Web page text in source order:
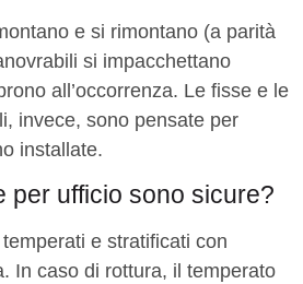
e si rimontano (a parità
si impacchettano
all’occorrenza. Le fisse e le
invece, sono pensate per
installate.
per ufficio sono sicure?
e stratificati con
In caso di rottura, il temperato